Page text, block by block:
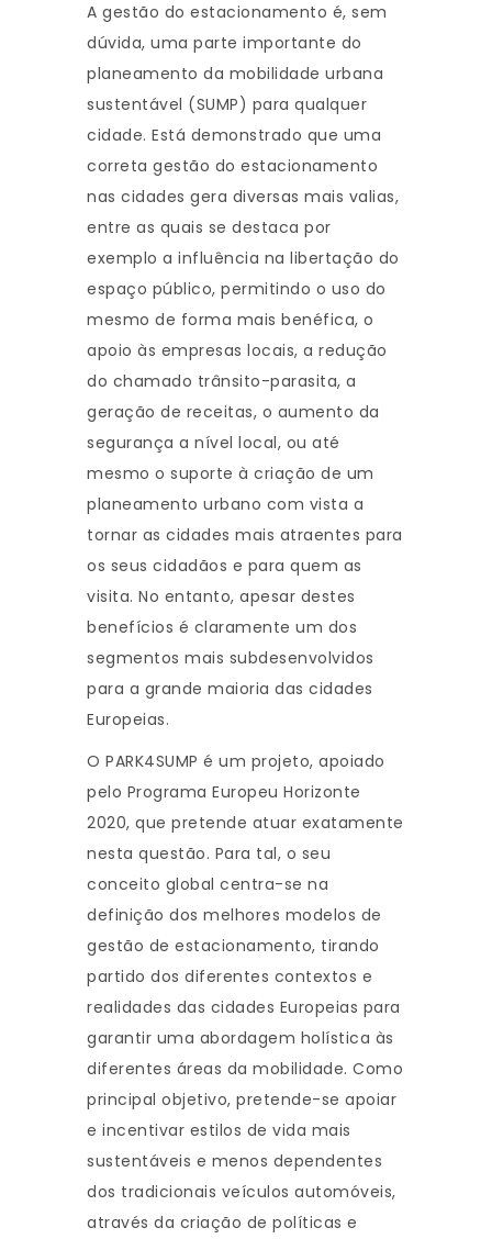
A gestão do estacionamento é, sem
dúvida, uma parte importante do
planeamento da mobilidade urbana
sustentável (SUMP) para qualquer
cidade. Está demonstrado que uma
correta gestão do estacionamento
nas cidades gera diversas mais valias,
entre as quais se destaca por
exemplo a influência na libertação do
espaço público, permitindo o uso do
mesmo de forma mais benéfica, o
apoio às empresas locais, a redução
do chamado trânsito-parasita, a
geração de receitas, o aumento da
segurança a nível local, ou até
mesmo o suporte à criação de um
planeamento urbano com vista a
tornar as cidades mais atraentes para
os seus cidadãos e para quem as
visita. No entanto, apesar destes
benefícios é claramente um dos
segmentos mais subdesenvolvidos
para a grande maioria das cidades
Europeias.
O PARK4SUMP é um projeto, apoiado
pelo Programa Europeu Horizonte
2020, que pretende atuar exatamente
nesta questão. Para tal, o seu
conceito global centra-se na
definição dos melhores modelos de
gestão de estacionamento, tirando
partido dos diferentes contextos e
realidades das cidades Europeias para
garantir uma abordagem holística às
diferentes áreas da mobilidade. Como
principal objetivo, pretende-se apoiar
e incentivar estilos de vida mais
sustentáveis e menos dependentes
dos tradicionais veículos automóveis,
através da criação de políticas e